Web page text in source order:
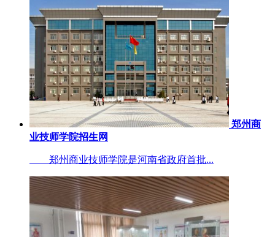
郑州商
业技师学院招生网
郑州商业技师学院是河南省政府首批...